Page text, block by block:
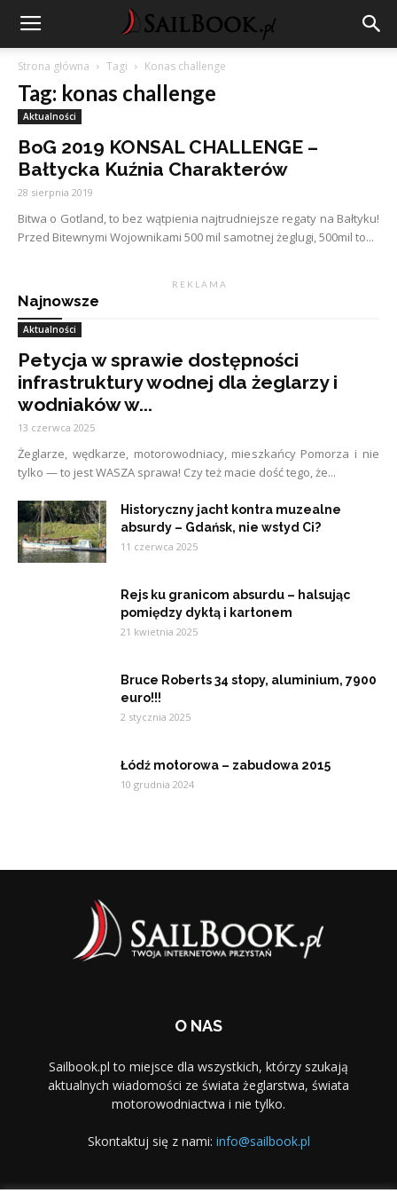
Strona główna Tagi Konas challenge
Tag: konas challenge
Aktualności
BoG 2019 KONSAL CHALLENGE –
Bałtycka Kuźnia Charakterów
28 sierpnia 2019
Bitwa o Gotland, to bez wątpienia najtrudniejsze regaty na Bałtyku!
Przed Bitewnymi Wojownikami 500 mil samotnej żeglugi, 500mil to...
R E K L A M A
Najnowsze
Aktualności
Petycja w sprawie dostępności
infrastruktury wodnej dla żeglarzy i
wodniaków w...
13 czerwca 2025
Żeglarze, wędkarze, motorowodniacy, mieszkańcy Pomorza i nie
tylko — to jest WASZA sprawa! Czy też macie dość tego, że...
Historyczny jacht kontra muzealne
absurdy – Gdańsk, nie wstyd Ci?
11 czerwca 2025
Rejs ku granicom absurdu – halsując
pomiędzy dyktą i kartonem
21 kwietnia 2025
Bruce Roberts 34 stopy, aluminium, 7900
euro!!!
2 stycznia 2025
Łódź motorowa – zabudowa 2015
10 grudnia 2024
O NAS
Sailbook.pl to miejsce dla wszystkich, którzy szukają
aktualnych wiadomości ze świata żeglarstwa, świata
motorowodniactwa i nie tylko.
Skontaktuj się z nami: info@sailbook.pl